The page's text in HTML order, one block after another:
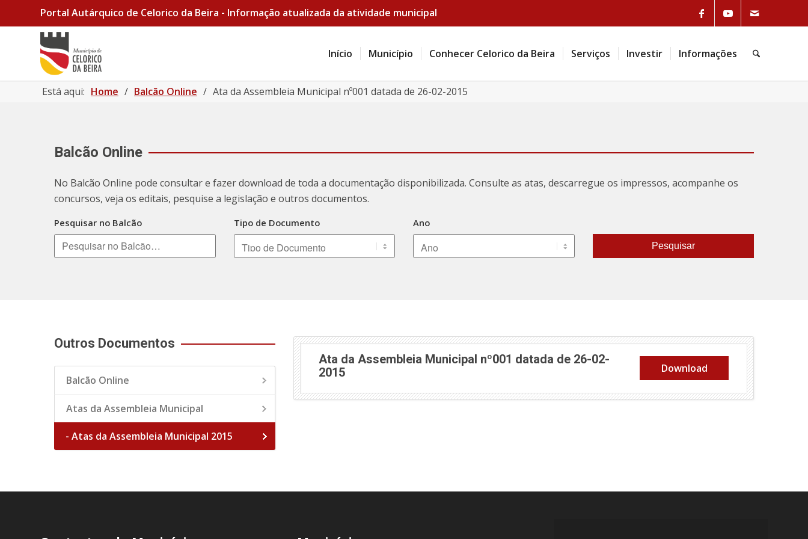
Portal Autárquico de Celorico da Beira - Informação atualizada da atividade municipal
Início Município Conhecer Celorico da Beira Serviços Investir Informações
Está aqui: Home / Balcão Online / Ata da Assembleia Municipal nº001 datada de 26-02-2015
Balcão Online
No Balcão Online pode consultar e fazer download de toda a documentação disponibilizada. Consulte as atas, descarregue os impressos, acompanhe os
concursos, veja os editais, pesquise a legislação e outros documentos.
Pesquisar no Balcão Tipo de Documento Ano
Pesquisar
Outros Documentos
Balcão Online
Atas da Assembleia Municipal
- Atas da Assembleia Municipal 2015
Ata da Assembleia Municipal nº001 datada de 26-02-
2015
Download